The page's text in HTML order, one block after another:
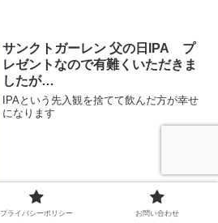
サンクトガーレン 父の日IPA プ
レゼントなので有難くいただきま
したが…
IPAという先入観を捨てて飲んだ方が幸せ
になります
プライバシーポリシー お問い合わせ